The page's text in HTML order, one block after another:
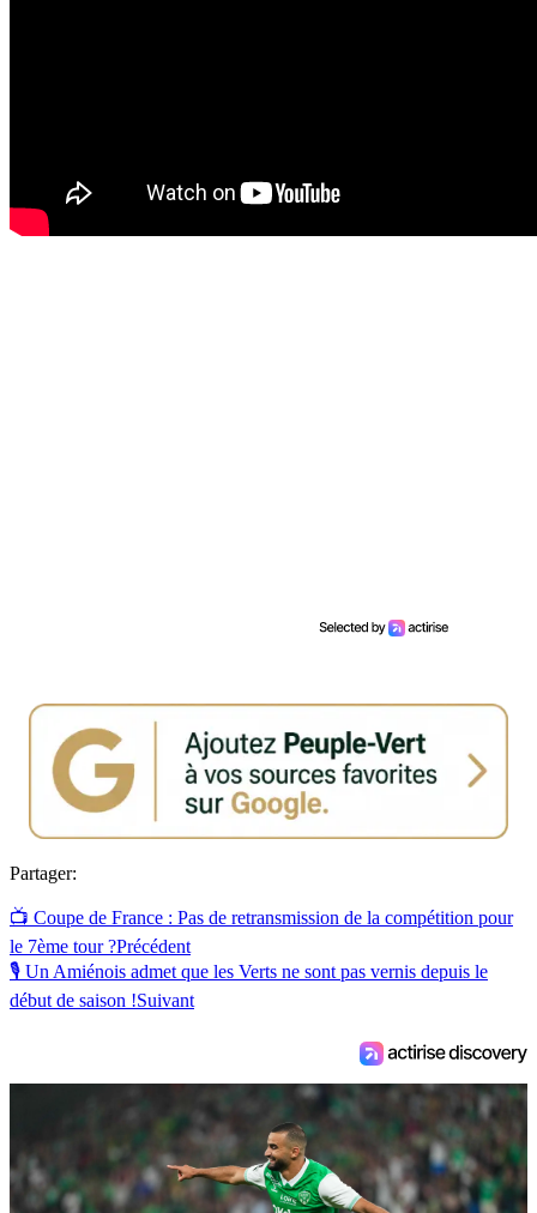
Partager:
📺 Coupe de France : Pas de retransmission de la compétition pour
le 7ème tour ?Précédent
🎙 Un Amiénois admet que les Verts ne sont pas vernis depuis le
début de saison !Suivant